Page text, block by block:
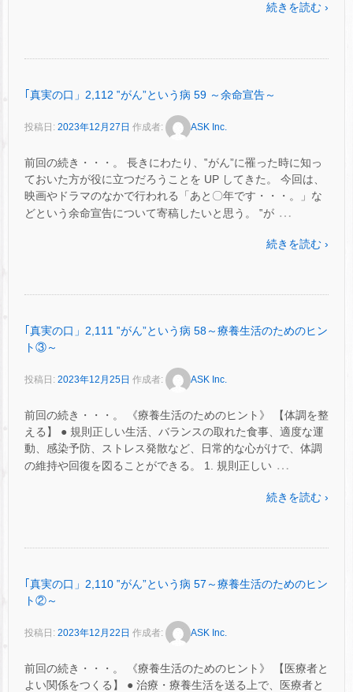
続きを読む ›
｢真実の口」2,112 ‟がん”という病 59 ～余命宣告～
投稿日: 2023年12月27日 作成者: ASK Inc.
前回の続き・・・。 長きにわたり、‟がん”に罹った時に知っ
ておいた方が役に立つだろうことを UP してきた。 今回は、
映画やドラマのなかで行われる「あと〇年です・・・。」な
どという余命宣告について寄稿したいと思う。 ‟が …
続きを読む ›
｢真実の口」2,111 ‟がん”という病 58～療養生活のためのヒン
ト③～
投稿日: 2023年12月25日 作成者: ASK Inc.
前回の続き・・・。 《療養生活のためのヒント》 【体調を整
える】 ● 規則正しい生活、バランスの取れた食事、適度な運
動、感染予防、ストレス発散など、日常的な心がけで、体調
の維持や回復を図ることができる。 1. 規則正しい …
続きを読む ›
｢真実の口」2,110 ‟がん”という病 57～療養生活のためのヒン
ト②～
投稿日: 2023年12月22日 作成者: ASK Inc.
前回の続き・・・。 《療養生活のためのヒント》 【医療者と
よい関係をつくる】 ● 治療・療養生活を送る上で、医療者と